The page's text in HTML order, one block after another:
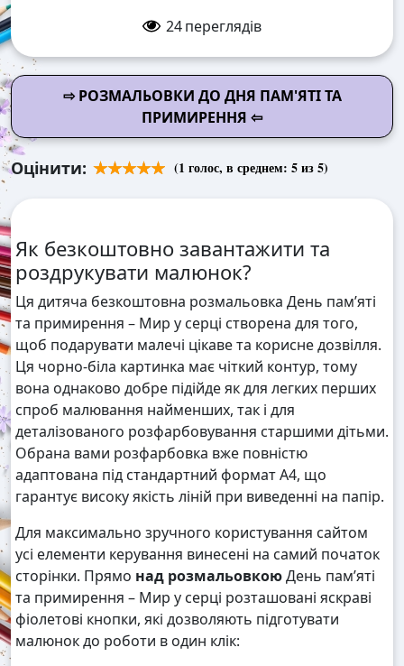
24переглядів
⇨ РОЗМАЛЬОВКИ ДО ДНЯ ПАМ'ЯТІ ТА
ПРИМИРЕННЯ ⇦
Оцінити: (1 голос, в среднем: 5из 5)
Як безкоштовно завантажити та
роздрукувати малюнок?
Ця дитяча безкоштовна розмальовка День пам’яті
та примирення – Мир у серці створена для того,
щоб подарувати малечі цікаве та корисне дозвілля.
Ця чорно-біла картинка має чіткий контур, тому
вона однаково добре підійде як для легких перших
спроб малювання найменших, так і для
деталізованого розфарбовування старшими дітьми.
Обрана вами розфарбовка вже повністю
адаптована під стандартний формат А4, що
гарантує високу якість ліній при виведенні на папір.
Для максимально зручного користування сайтом
усі елементи керування винесені на самий початок
сторінки. Прямо над розмальовкоюДень пам’яті
та примирення – Мир у серці розташовані яскраві
фіолетові кнопки, які дозволяють підготувати
малюнок до роботи в один клік: